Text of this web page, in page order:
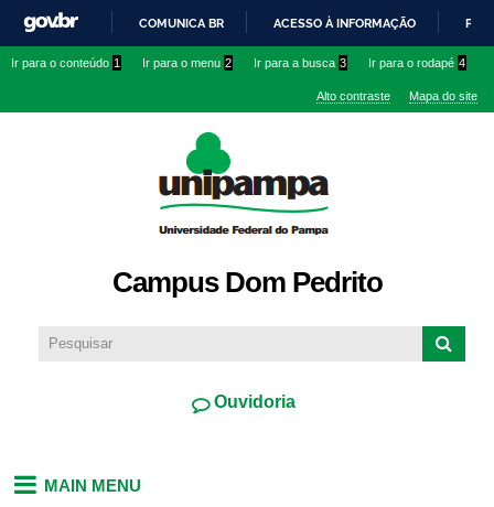
conteúdo
IR
O
COMUNICA BR ACESSO À INFORMAÇÃO
Ir para o conteúdo 1 Ir para o menu 2 Ir para a busca 3 Ir para o rodapé 4
Alto contraste Mapa do site
Campus Dom Pedrito
Ouvidoria
MAIN MENU